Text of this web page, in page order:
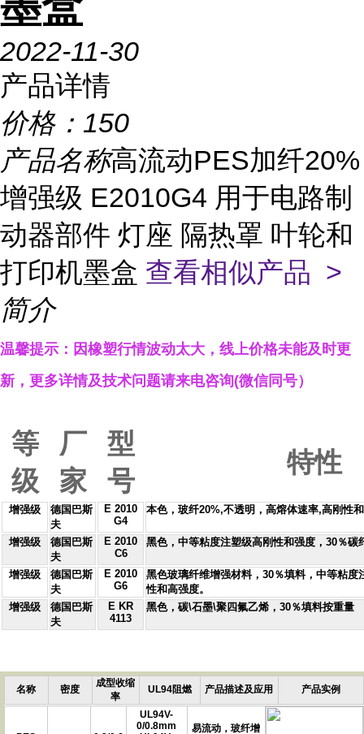
2022-11-30
产品详情
价格： 150
产品名称高流动PES加纤20%
增强级 E2010G4 用于电路制
动器部件 灯座 隔热罩 叶轮和
打印机墨盒 查看相似产品 >
简介
温馨提示：因橡塑行情波动太大，线上价格未能及时更
新，更多详情及技术问题请来电咨询(微信同号）
等
级
厂
家
型
号
特性
增强级
德国巴斯
夫
E 2010
G4
本色，玻纤20%,不透明，高熔体速率,高刚性
增强级
德国巴斯
夫
E 2010
C6
黑色，中等粘度注塑级高刚性和强度，30％碳
增强级
德国巴斯
夫
E 2010
G6
黑色玻璃纤维增强材料，30％填料，中等粘度
性和高强度。
增强级
德国巴斯
夫
E KR
4113
黑色，碳\石墨\聚四氟乙烯，30％填料按重量
名称 密度
成型收缩
率
UL94阻燃 产品描述及应用 产品实例
UL94V-
0/0.8mm
易流动，玻纤增